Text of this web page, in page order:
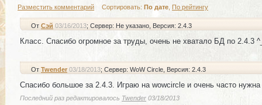
Разместить комментарий Сортировать: По дате По рейтингу
От Сэй 03/16/2013; Сервер: Не указано , Версия: 2.4.3
Класс. Спасибо огромное за труды, очень не хватало БД по 2.4.3
От Twender 03/18/2013; Сервер: WoW Circle , Версия: 2.4.3
Спасибо большое за 2.4.3. Играю на wowcircle и очень часто
Последний раз редактировалось Twender 03/18/2013